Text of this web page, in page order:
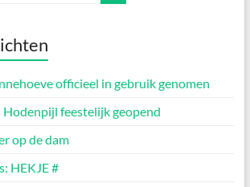
officieel in gebruik genomen
feestelijk geopend
op de dam
HEKJE #